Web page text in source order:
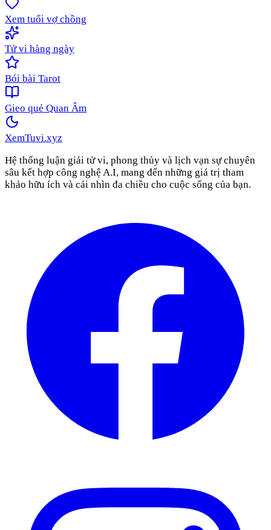
Xem tuổi vợ chồng
Tử vi hàng ngày
Bói bài Tarot
Gieo quẻ Quan Âm
XemTuvi.xyz
Hệ thống luận giải tử vi, phong thủy và lịch vạn sự chuyên
sâu kết hợp công nghệ A.I, mang đến những giá trị tham
khảo hữu ích và cái nhìn đa chiều cho cuộc sống của bạn.